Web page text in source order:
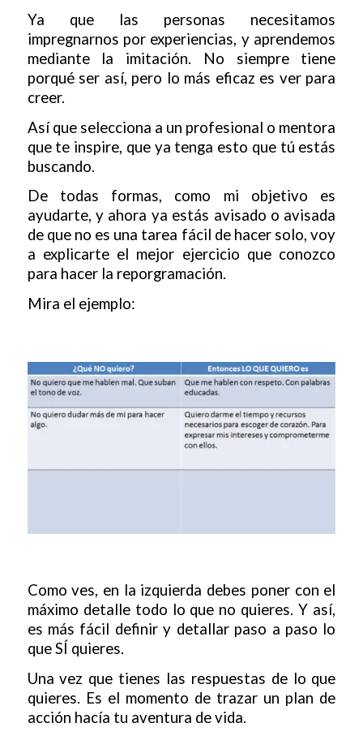
Ya que las personas necesitamos
impregnarnos por experiencias, y aprendemos
mediante la imitación. No siempre tiene
porqué ser así, pero lo más eficaz es ver para
creer.
Así que selecciona a un profesional o mentora
que te inspire, que ya tenga esto que tú estás
buscando.
De todas formas, como mi objetivo es
ayudarte, y ahora ya estás avisado o avisada
de que no es una tarea fácil de hacer solo, voy
a explicarte el mejor ejercicio que conozco
para hacer la reporgramación.
Mira el ejemplo:
Como ves, en la izquierda debes poner con el
máximo detalle todo lo que no quieres. Y así,
es más fácil definir y detallar paso a paso lo
que SÍ quieres.
Una vez que tienes las respuestas de lo que
quieres. Es el momento de trazar un plan de
acción hacía tu aventura de vida.